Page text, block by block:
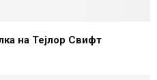
на Тејлор Свифт